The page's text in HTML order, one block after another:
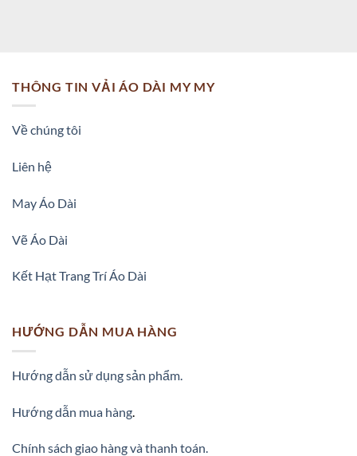
THÔNG TIN VẢI ÁO DÀI MY MY
Về chúng tôi
Liên hệ
May Áo Dài
Vẽ Áo Dài
Kết Hạt Trang Trí Áo Dài
HƯỚNG DẪN MUA HÀNG
Hướng dẫn sử dụng sản phẩm.
Hướng dẫn mua hàng
Chính sách giao hàng và thanh toán.